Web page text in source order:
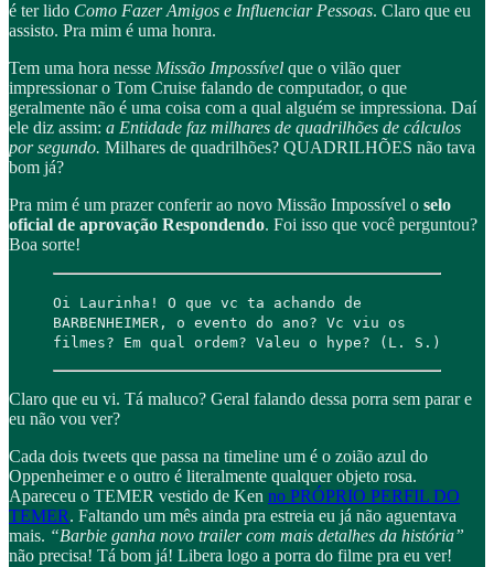
é ter lido Como Fazer Amigos e Influenciar Pessoas. Claro que eu
assisto. Pra mim é uma honra.
Tem uma hora nesse Missão Impossível que o vilão quer
impressionar o Tom Cruise falando de computador, o que
geralmente não é uma coisa com a qual alguém se impressiona. Daí
ele diz assim: a Entidade faz milhares de quadrilhões de cálculos
por segundo. Milhares de quadrilhões? QUADRILHÕES não tava
bom já?
Pra mim é um prazer conferir ao novo Missão Impossível o selo
oficial de aprovação Respondendo. Foi isso que você perguntou?
Boa sorte!
Oi Laurinha! O que vc ta achando de
BARBENHEIMER, o evento do ano? Vc viu os
filmes? Em qual ordem? Valeu o hype? (L. S.)
Claro que eu vi. Tá maluco? Geral falando dessa porra sem parar e
eu não vou ver?
Cada dois tweets que passa na timeline um é o zoião azul do
Oppenheimer e o outro é literalmente qualquer objeto rosa.
Apareceu o TEMER vestido de Ken no PRÓPRIO PERFIL DO
TEMER. Faltando um mês ainda pra estreia eu já não aguentava
mais. “Barbie ganha novo trailer com mais detalhes da história”
não precisa! Tá bom já! Libera logo a porra do filme pra eu ver!